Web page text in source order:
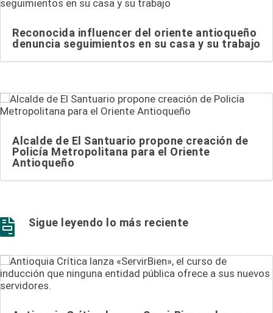
Reconocida influencer del oriente antioqueño
denuncia seguimientos en su casa y su trabajo
Alcalde de El Santuario propone creación de
Policía Metropolitana para el Oriente
Antioqueño
 Sigue leyendo lo más reciente